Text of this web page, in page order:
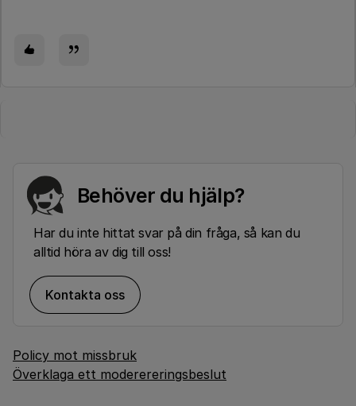
Behöver du hjälp?
Har du inte hittat svar på din fråga, så kan du
alltid höra av dig till oss!
Kontakta oss
Policy mot missbruk
Överklaga ett moderereringsbeslut